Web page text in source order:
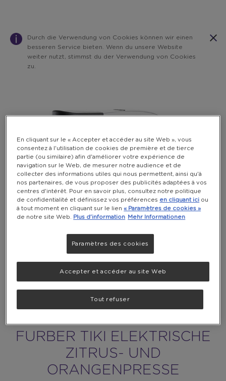
Durch die Verwendung von Cookies können wir einen
besseren Service bieten. Wenn du unsere Website
weiter nutzt, stimmst du der Verwendung von Cookies
zu.
FURBER TIKI ELEKTRISCHE
ZITRUS- UND
ORANGENPRESSE
En cliquant sur le « Accepter et accéder au site Web », vous
consentez à l'utilisation de cookies de première et de tierce
partie (ou similaire) afin d'améliorer votre expérience de
navigation sur le Web, de mesurer notre audience et de
collecter des informations utiles qui nous permettent, ainsi qu'à
nos partenaires, de vous proposer des publicités adaptées à vos
centres d'intérêt. Pour en savoir plus, consultez notre politique
de confidentialité et définissez vos préférences en cliquant ici ou
à tout moment en cliquant sur le lien« Paramètres de cookies »
de notre site Web.
Plus d'information Mehr Informationen
Paramètres des cookies
Tout refuser
Accepter et accéder au site Web